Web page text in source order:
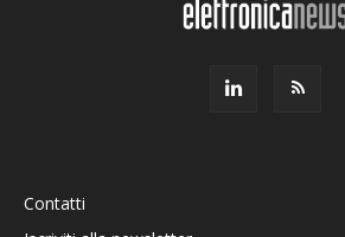
Contatti